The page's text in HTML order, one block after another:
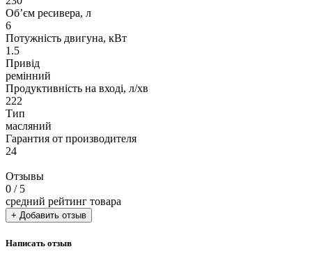
Об’єм ресивера, л
6
Потужність двигуна, кВт
1.5
Привід
ремінний
Продуктивність на вході, л/хв
222
Тип
масляний
Гарантия от производителя
24
Отзывы
0 / 5
средний рейтинг товара
+ Добавить отзыв
Написать отзыв